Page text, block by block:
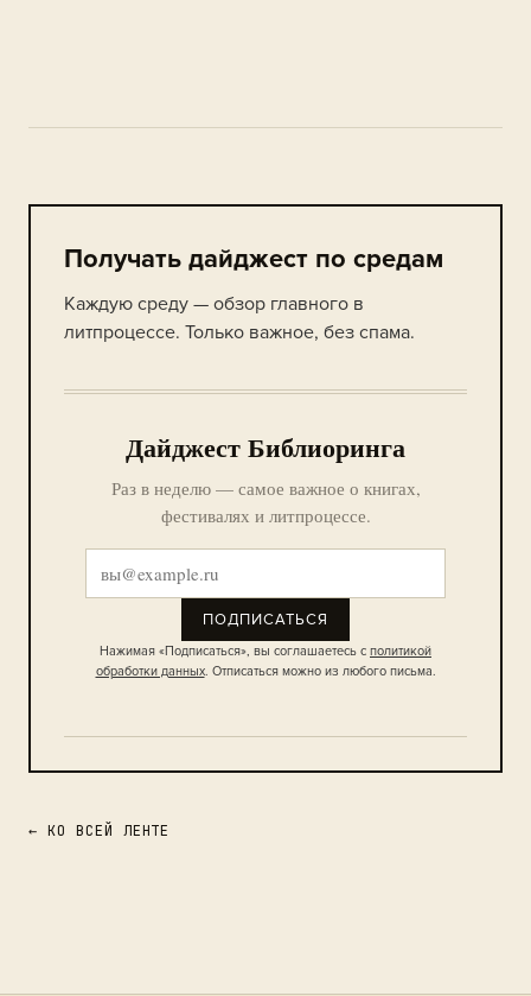
Получать дайджест по средам
Каждую среду — обзор главного в
литпроцессе. Только важное, без спама.
Дайджест Библиоринга
Раз в неделю — самое важное о книгах,
фестивалях и литпроцессе.
ПОДПИСАТЬСЯ
Нажимая «Подписаться», вы соглашаетесь с политикой
обработки данных. Отписаться можно из любого письма.
← КО ВСЕЙ ЛЕНТЕ